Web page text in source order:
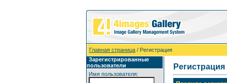
Главная страница / Регистрация
Зарегистрированные
пользователи
Имя пользователя:
Регистрация